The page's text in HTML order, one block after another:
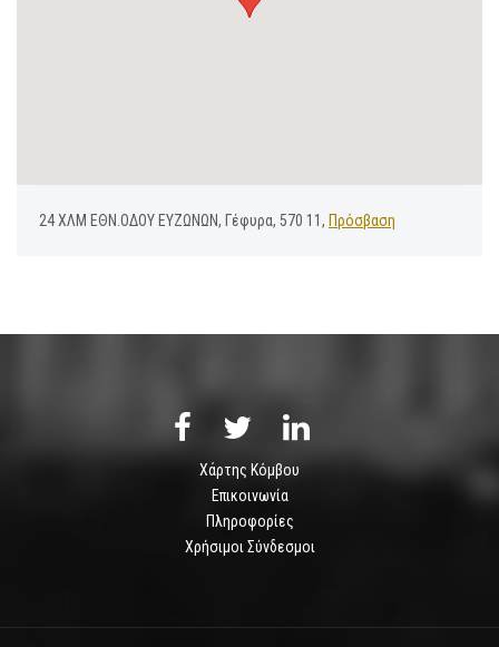
24 ΧΛΜ ΕΘΝ.ΟΔΟΥ ΕΥΖΩΝΩΝ, Γέφυρα, 570 11, Πρόσβαση
Χάρτης Κόμβου
Επικοινωνία
Πληροφορίες
Χρήσιμοι Σύνδεσμοι